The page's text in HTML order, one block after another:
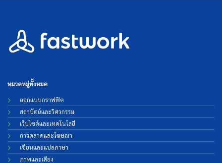
หมวดหมู่ทั้งหมด
ออกแบบกราฟฟิค
สถาปัตย์และวิศวกรรม
เว็บไซต์และเทคโนโลยี
การตลาดและโฆษณา
เขียนและแปลภาษา
ภาพและเสียง